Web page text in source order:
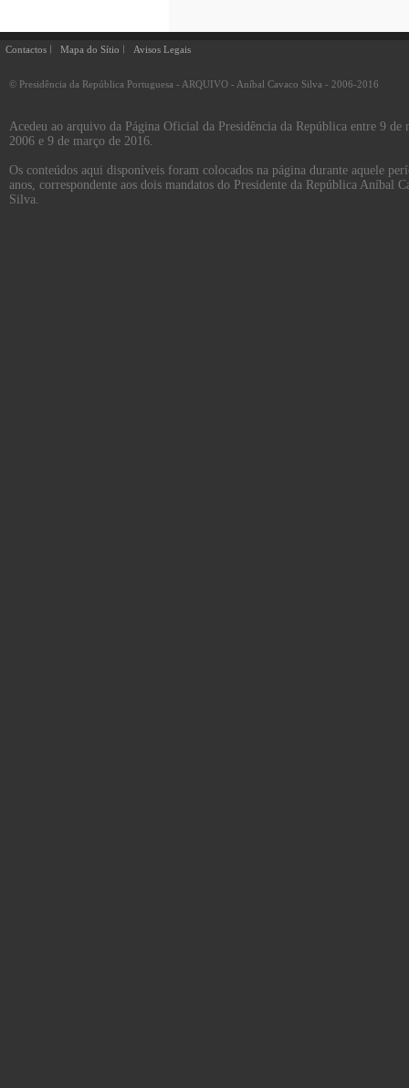
Contactos Mapa do Sítio Avisos Legais
© Presidência da República Portuguesa - ARQUIVO - Aníbal Cavaco Silva - 2006-2016
Acedeu ao arquivo da Página Oficial da Presidência da República entre 9 de
2006 e 9 de março de 2016.
Os conteúdos aqui disponíveis foram colocados na página durante aquele
anos, correspondente aos dois mandatos do Presidente da República Aníbal
Silva.